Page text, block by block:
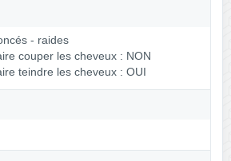
- raides
couper les cheveux : NON
teindre les cheveux : OUI